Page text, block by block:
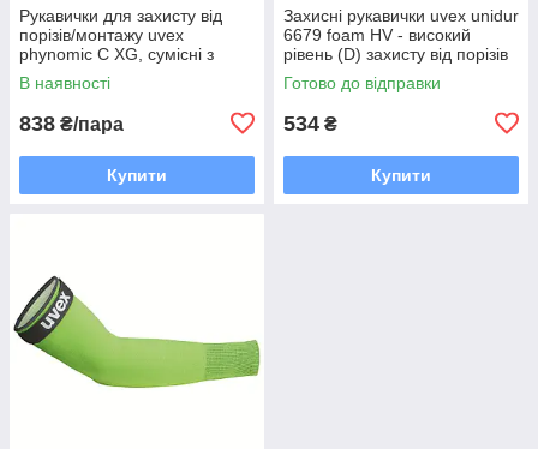
Рукавички для захисту від
порізів/монтажу uvex
phynomic C XG, сумісні з
сенсорним екраном
(6004709)
В наявності
838 ₴/пара
Купити
Захисні рукавички uvex unidur
6679 foam HV - високий
рівень (D) захисту від порізів
(6089409)
Готово до відправки
534 ₴
Купити